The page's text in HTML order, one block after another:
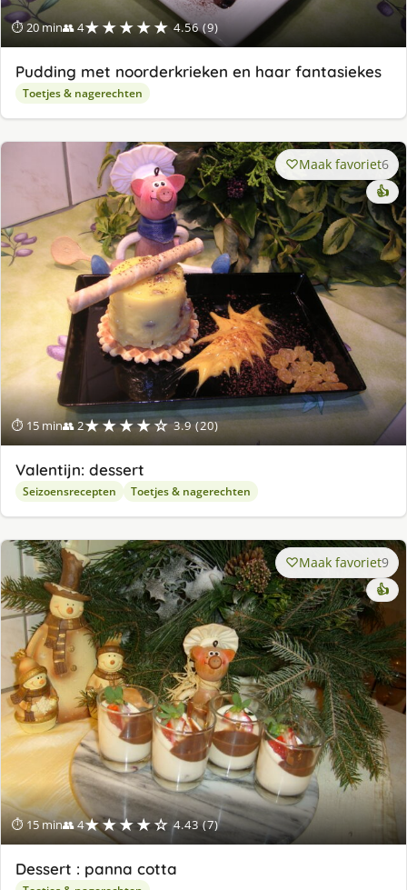
⏱ 20 min👥 4★★★★★ 4.56 (9)
Pudding met noorderkrieken en haar fantasiekes
Toetjes & nagerechten
⏱ 15 min👥 2★★★★☆ 3.9 (20)
Maak favoriet6
👍
Valentijn: dessert
Seizoensrecepten Toetjes & nagerechten
⏱ 15 min👥 4★★★★☆ 4.43 (7)
Maak favoriet9
👍
Dessert : panna cotta